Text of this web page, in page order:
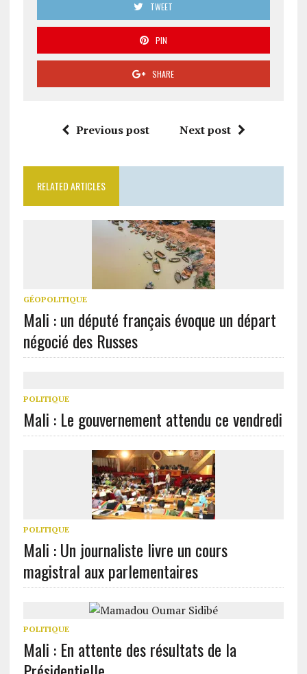
TWEET
PIN
SHARE
Previous post Next post
RELATED ARTICLES
GÉOPOLITIQUE
Mali : un député français évoque un départ
négocié des Russes
POLITIQUE
Mali : Le gouvernement attendu ce vendredi
POLITIQUE
Mali : Un journaliste livre un cours
magistral aux parlementaires
POLITIQUE
Mali : En attente des résultats de la